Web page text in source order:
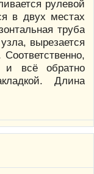
рулевой
в двух местах
труба
вырезается
и всё обратно
Длина